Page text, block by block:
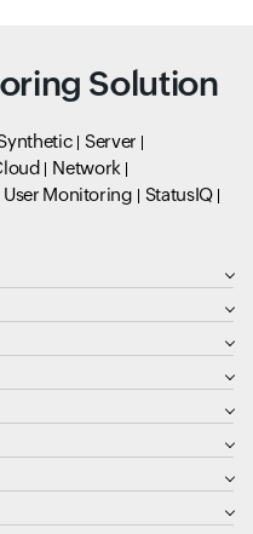
Solution
Server
Network
User Monitoring
StatusIQ